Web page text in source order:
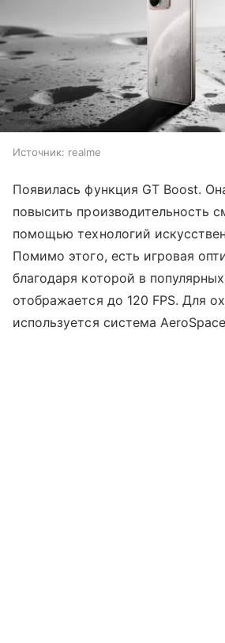
Источник: realme
Появилась функция GT Boost.
повысить производительность
помощью технологий
Помимо этого, есть игровая
благодаря которой в
отображается до 120 FPS. Для
используется система